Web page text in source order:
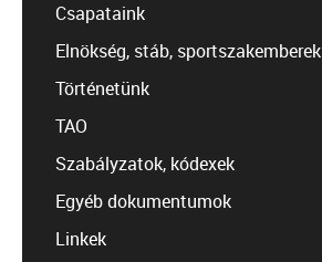
Csapataink
Elnökség, stáb, sportszakemberek
Történetünk
TAO
Szabályzatok, kódexek
Egyéb dokumentumok
Linkek